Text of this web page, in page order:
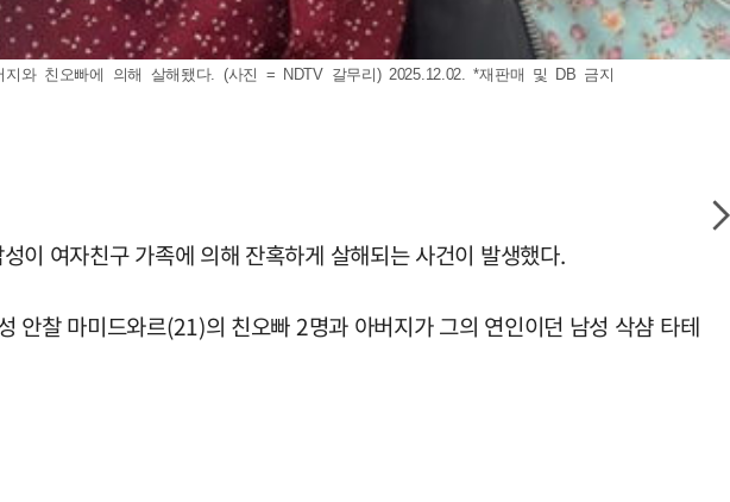
와 친오빠에 의해 살해됐다. (사진 = NDTV 갈무리) 2025.12.02. *재판매 및 DB 금지
이 여자친구 가족에 의해 잔혹하게 살해되는 사건이 발생했다.
찰 마미드와르(21)의 친오빠 2명과 아버지가 그의 연인이던 남성 삭샴 타테